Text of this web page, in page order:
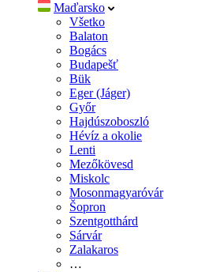
Maďarsko
Všetko
Balaton
Bogács
Budapešť
Bük
Eger (Jáger)
Győr
Hajdúszoboszló
Hévíz a okolie
Lenti
Mezőkövesd
Miskolc
Mosonmagyaróvár
Šopron
Szentgotthárd
Sárvár
Zalakaros
…